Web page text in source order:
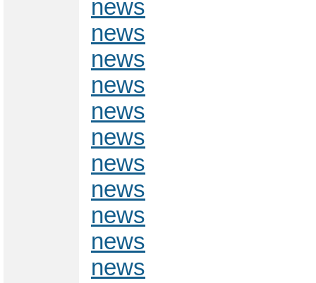
news
news
news
news
news
news
news
news
news
news
news